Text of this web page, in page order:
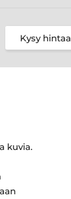
Kysy hintaa
kuvia.